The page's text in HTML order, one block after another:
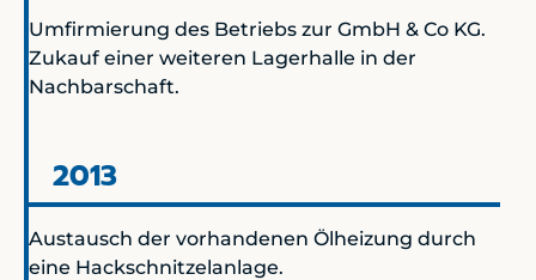
Umfirmierung des Betriebs zur GmbH & Co KG.
Zukauf einer weiteren Lagerhalle in der
Nachbarschaft.
2013
Austausch der vorhandenen Ölheizung durch
eine Hackschnitzelanlage.